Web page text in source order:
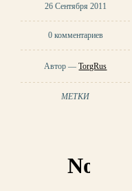
26 Сентября 2011
0 комментариев
Автор —TorgRus
МЕТКИ